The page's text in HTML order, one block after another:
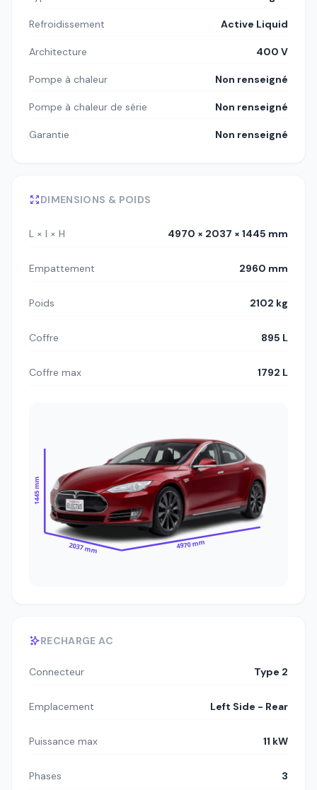
Refroidissement Active Liquid
Architecture 400 V
Pompe à chaleur Non renseigné
Pompe à chaleur de série Non renseigné
Garantie Non renseigné
DIMENSIONS & POIDS
L × l × H 4970 × 2037 × 1445 mm
Empattement 2960 mm
Poids 2102 kg
Coffre 895 L
Coffre max 1792 L
1445 mm
2037 mm 4970 mm
RECHARGE AC
Connecteur Type 2
Emplacement Left Side - Rear
Puissance max 11 kW
Phases 3